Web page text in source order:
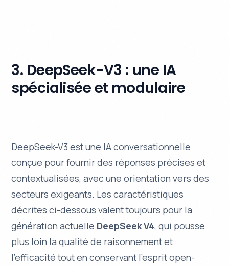
3. DeepSeek-V3 : une IA
spécialisée et modulaire
DeepSeek-V3 est une IA conversationnelle
conçue pour fournir des réponses précises et
contextualisées, avec une orientation vers des
secteurs exigeants. Les caractéristiques
décrites ci-dessous valent toujours pour la
génération actuelle DeepSeek V4, qui pousse
plus loin la qualité de raisonnement et
l’efficacité tout en conservant l’esprit open-